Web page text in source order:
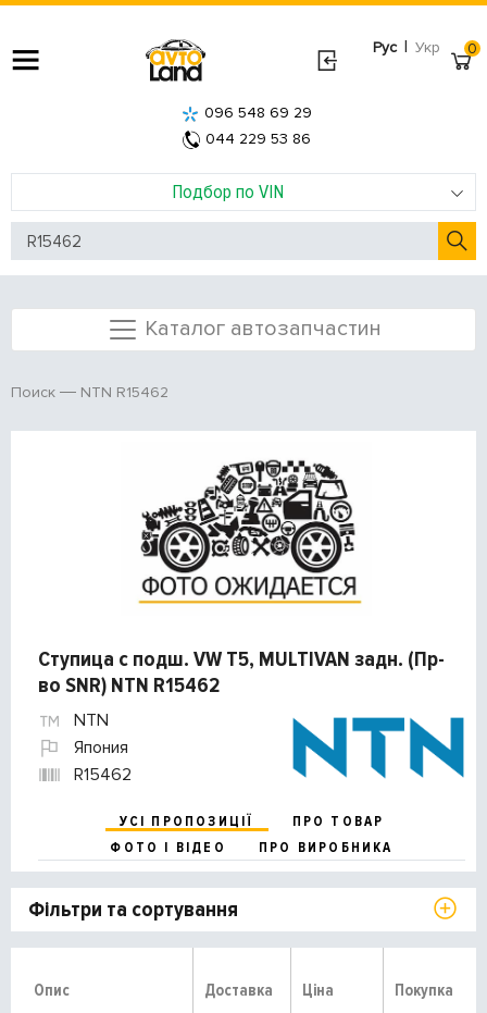
Рус | Укр
Подбор по VIN
096 548 69 29
044 229 53 86
0
Каталог автозапчастин
Поиск NTN R15462
Ступица с подш. VW T5, MULTIVAN задн. (Пр-
во SNR) NTN R15462
NTN
Япония
R15462
УСІ ПРОПОЗИЦІЇ
ПРО ТОВАР
ФОТО І ВІДЕО
ПРО ВИРОБНИКА
Фільтри та сортування
Опис Доставка Ціна Покупка